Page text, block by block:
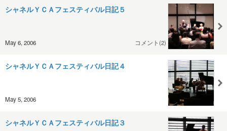
シャネルＹＣＡフェスティバル日記５
May 6, 2006 コメント(2)
シャネルＹＣＡフェスティバル日記４
May 5, 2006
シャネルＹＣＡフェスティバル日記３